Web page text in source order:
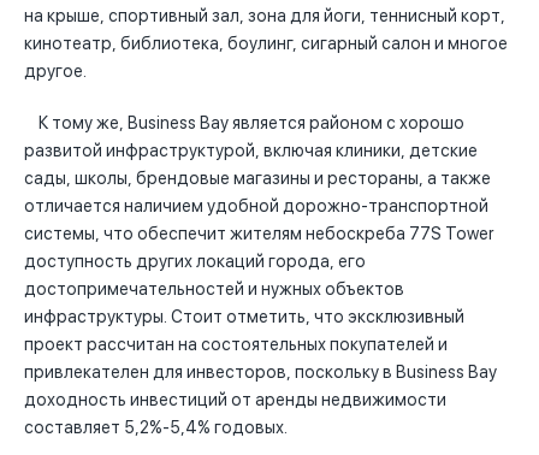
на крыше, спортивный зал, зона для йоги, теннисный корт,
кинотеатр, библиотека, боулинг, сигарный салон и многое
другое.
К тому же, Business Bay является районом с хорошо
развитой инфраструктурой, включая клиники, детские
сады, школы, брендовые магазины и рестораны, а также
отличается наличием удобной дорожно-транспортной
системы, что обеспечит жителям небоскреба 77S Tower
доступность других локаций города, его
достопримечательностей и нужных объектов
инфраструктуры. Стоит отметить, что эксклюзивный
проект рассчитан на состоятельных покупателей и
привлекателен для инвесторов, поскольку в Business Bay
доходность инвестиций от аренды недвижимости
составляет 5,2%-5,4% годовых.